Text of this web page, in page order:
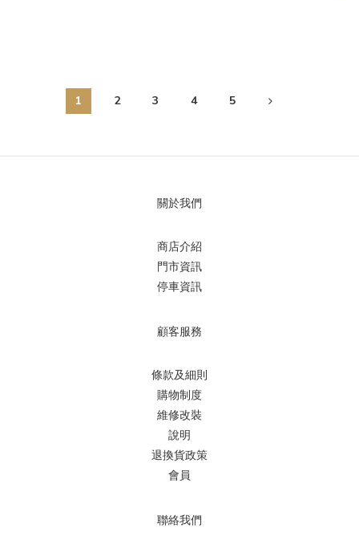
1 2 3 4 5
關於我們
商店介紹
門市資訊
停車資訊
顧客服務
條款及細則
購物制度
維修改裝
說明
退換貨政策
會員
聯絡我們